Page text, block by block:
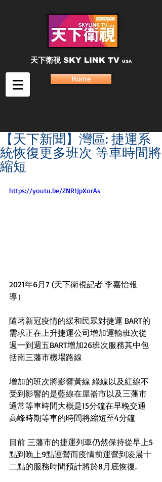
天下衛視 SKY LINK TV USA
Home
【天下新聞】灣區: 捷運系
統恢復更多班次 等車時間將
縮短
https://youtu.be/ZNR1JpXorAs
2021年6月7 (天下衛視記者 李嘉怡報
導）
隨著新冠疫情的緩和民眾對捷運 BART的
需求正在上升捷運公司增加運輸班次從
週一到週五BART增加26班次服務其中包
括南三藩市機場路線
增加的班次將影響黃線 綠線以及紅線不
受到影響的是藍線在屋崙市以及三藩市
通常等車時間大概是15分鐘在早晚交通
高峰時期等車的時間將縮短至4分鐘
目前 三藩市的捷運列車仍然保持從早上5
點到晚上9點運營而疫情前運營到凌晨十
二點的服務時間預計將於8月底恢復.